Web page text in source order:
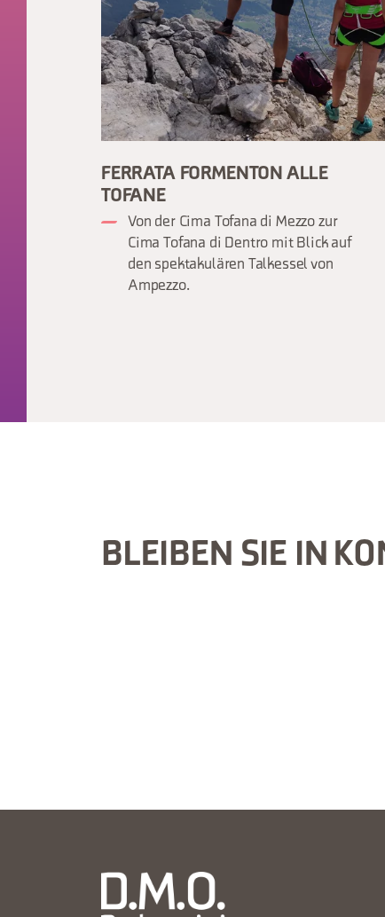
FERRATA FORMENTON ALLE
TOFANE
Von der Cima Tofana di Mezzo zur
Cima Tofana di Dentro mit Blick auf
den spektakulären Talkessel von
Ampezzo.
BLEIBEN SIE IN